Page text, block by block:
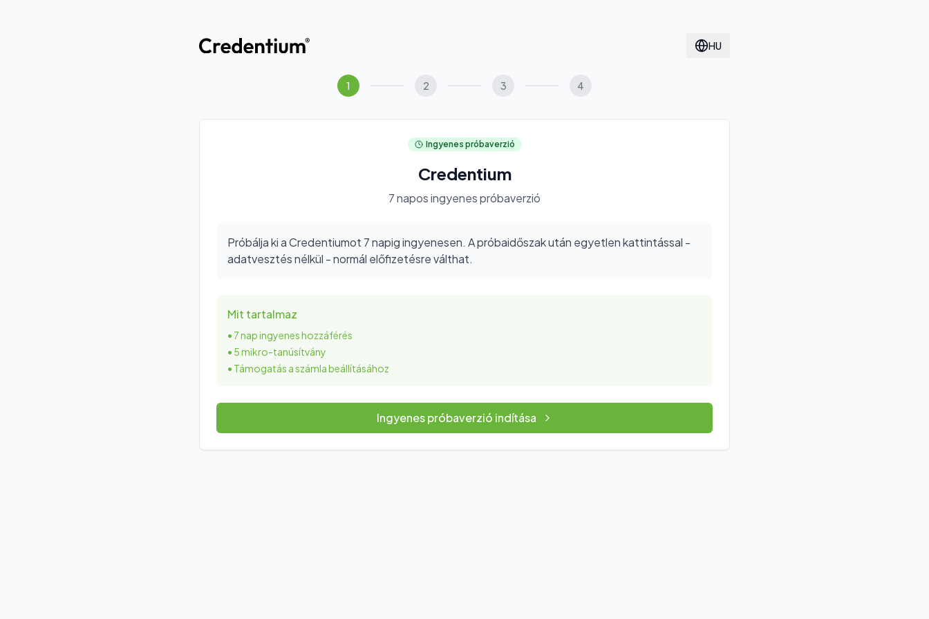
HU
1 2 3 4
Ingyenes próbaverzió
Credentium
7 napos ingyenes próbaverzió
Próbálja ki a Credentiumot 7 napig ingyenesen. A próbaidőszak után egyetlen kattintással -
adatvesztés nélkül - normál előfizetésre válthat.
Mit tartalmaz
• 7 nap ingyenes hozzáférés
• 5 mikro-tanúsítvány
• Támogatás a számla beállításához
Ingyenes próbaverzió indítása